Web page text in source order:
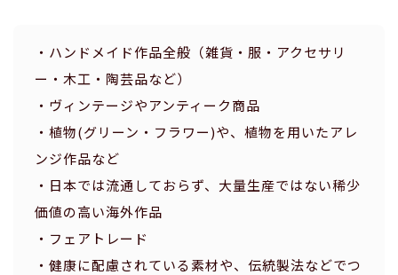
・ハンドメイド作品全般（雑貨・服・アクセサリ
ー・木工・陶芸品など）
・ヴィンテージやアンティーク商品
・植物(グリーン・フラワー)や、植物を用いたアレ
ンジ作品など
・日本では流通しておらず、大量生産ではない稀少
価値の高い海外作品
・フェアトレード
・健康に配慮されている素材や、伝統製法などでつ